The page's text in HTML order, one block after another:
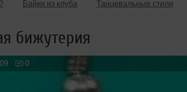
Байки из клуба Танцевальные стили
лицабижутерия
0